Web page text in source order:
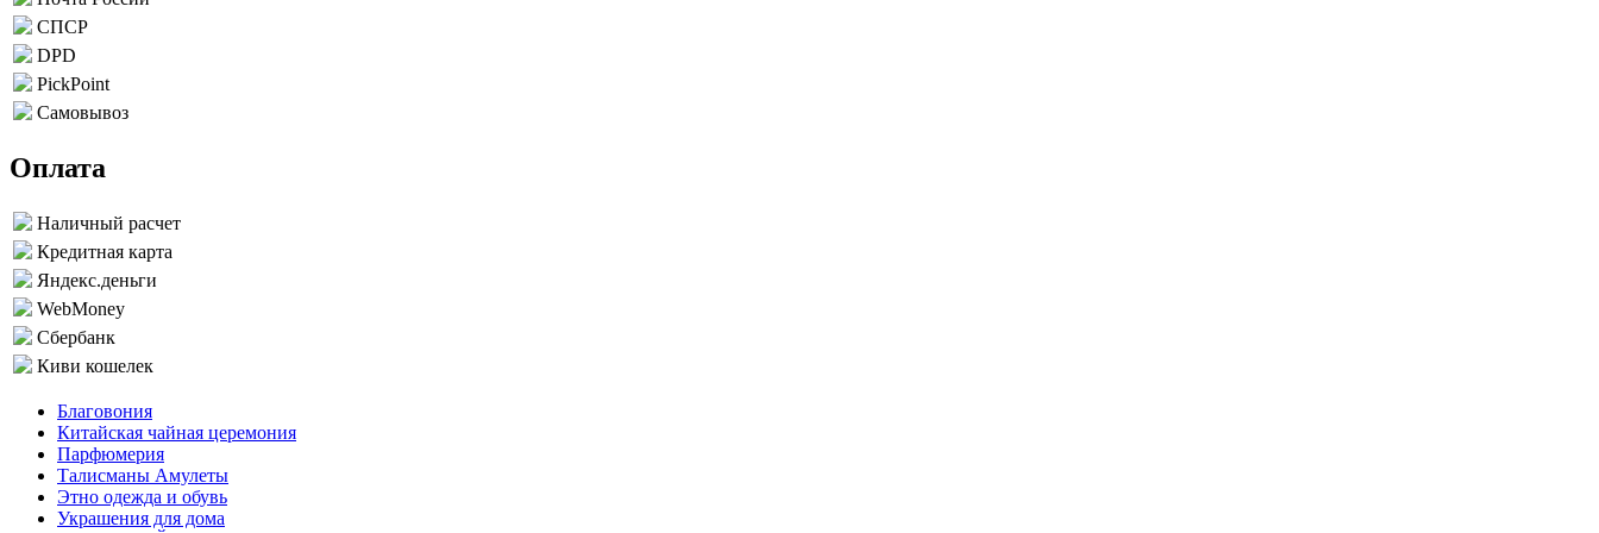
СПСР
DPD
PickPoint
Самовывоз
Оплата
Наличный расчет
Кредитная карта
Яндекс.деньги
WebMoney
Сбербанк
Киви кошелек
Благовония
Китайская чайная церемония
Парфюмерия
Талисманы Амулеты
Этно одежда и обувь
Украшения для дома